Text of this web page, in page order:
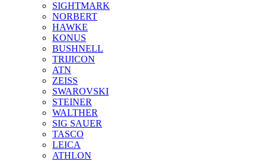
SIGHTMARK
NORBERT
HAWKE
KONUS
BUSHNELL
TRIJICON
ATN
ZEISS
SWAROVSKI
STEINER
WALTHER
SIG SAUER
TASCO
LEICA
ATHLON